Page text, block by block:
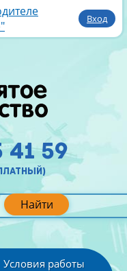
Вход
Найти
41 59
Условия работы